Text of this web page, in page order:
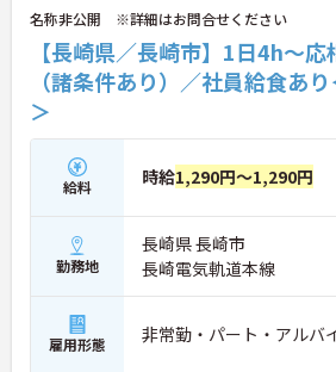
名称非公開 ※詳細はお問合せください
【長崎県／長崎市】1日4h～
（諸条件あり）／社員給食あ
＞
給料 時給1,290円～1,290円
勤務地
長崎県 長崎市
長崎電気軌道本線
雇用形態 非常勤・パート・アルバ